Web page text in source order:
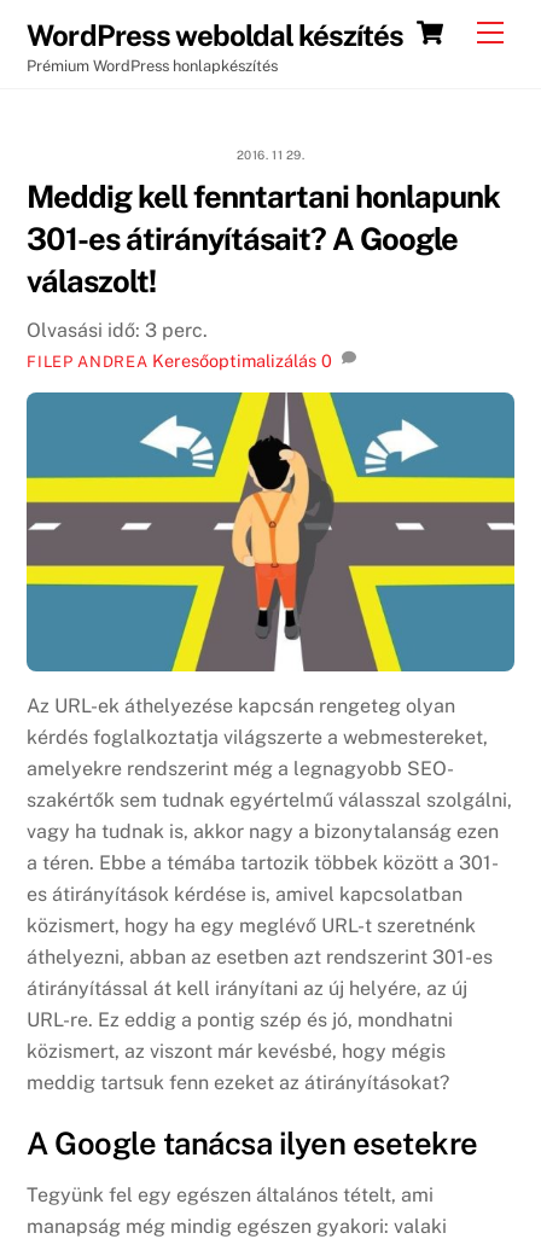
content
Cart
WordPress weboldal készítés
Prémium WordPress honlapkészítés
2016. 11 29.
Meddig kell fenntartani honlapunk
301-es átirányításait? A Google
válaszolt!
Olvasási idő: 3 perc.
FILEP ANDREA Keresőoptimalizálás 0
Az URL-ek áthelyezése kapcsán rengeteg olyan
kérdés foglalkoztatja világszerte a webmestereket,
amelyekre rendszerint még a legnagyobb SEO-
szakértők sem tudnak egyértelmű válasszal szolgálni,
vagy ha tudnak is, akkor nagy a bizonytalanság ezen
a téren. Ebbe a témába tartozik többek között a 301-
es átirányítások kérdése is, amivel kapcsolatban
közismert, hogy ha egy meglévő URL-t szeretnénk
áthelyezni, abban az esetben azt rendszerint 301-es
átirányítással át kell irányítani az új helyére, az új
URL-re. Ez eddig a pontig szép és jó, mondhatni
közismert, az viszont már kevésbé, hogy mégis
meddig tartsuk fenn ezeket az átirányításokat?
A Google tanácsa ilyen esetekre
Tegyünk fel egy egészen általános tételt, ami
manapság még mindig egészen gyakori: valaki